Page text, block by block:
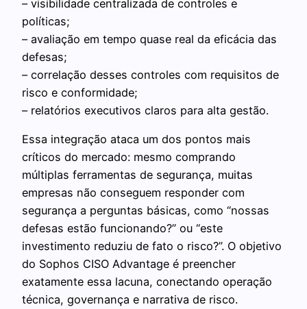
– visibilidade centralizada de controles e
políticas;
– avaliação em tempo quase real da eficácia das
defesas;
– correlação desses controles com requisitos de
risco e conformidade;
– relatórios executivos claros para alta gestão.
Essa integração ataca um dos pontos mais
críticos do mercado: mesmo comprando
múltiplas ferramentas de segurança, muitas
empresas não conseguem responder com
segurança a perguntas básicas, como “nossas
defesas estão funcionando?” ou “este
investimento reduziu de fato o risco?”. O objetivo
do Sophos CISO Advantage é preencher
exatamente essa lacuna, conectando operação
técnica, governança e narrativa de risco.